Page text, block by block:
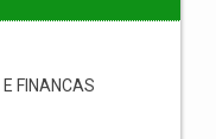
FINANCAS